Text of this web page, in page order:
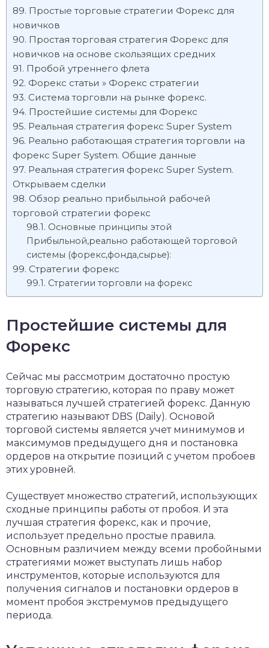
Простые торговые стратегии Форекс для
новичков
Простая торговая стратегия Форекс для
новичков на основе скользящих средних
Пробой утреннего флета
Форекс статьи » Форекс стратегии
Система торговли на рынке форекс.
Простейшие системы для Форекс
Реальная стратегия форекс Super System
Реально работающая стратегия торговли на
форекс Super System. Общие данные
Реальная стратегия форекс Super System.
Открываем сделки
Обзор реально прибыльной рабочей
торговой стратегии форекс
Основные принципы этой
Прибыльной,реально работающей торговой
системы (форекс,фонда,сырье):
Стратегии форекс
Стратегии торговли на форекс
Простейшие системы для
Форекс
Сейчас мы рассмотрим достаточно простую
торговую стратегию, которая по праву может
называться лучшей стратегией форекс. Данную
стратегию называют DBS (Daily). Основой
торговой системы является учет минимумов и
максимумов предыдущего дня и постановка
ордеров на открытие позиций с учетом пробоев
этих уровней.
Существует множество стратегий, использующих
сходные принципы работы от пробоя. И эта
лучшая стратегия форекс, как и прочие,
использует предельно простые правила.
Основным различием между всеми пробойными
стратегиями может выступать лишь набор
инструментов, которые используются для
получения сигналов и постановки ордеров в
момент пробоя экстремумов предыдущего
периода.